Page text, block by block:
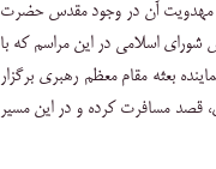
مهدویت آن در وجود مقدس حضرت
اسلامی در این مراسم که با
بعثه مقام معظم رهبری برگزار
قصد مسافرت کرده و در این مسیر